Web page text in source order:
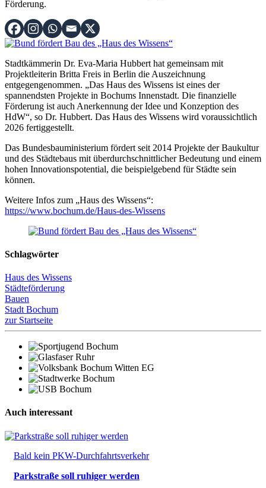
Förderung.
Stadtkämmerin Dr. Eva-Maria Hubbert hat gemeinsam mit
Projektleiterin Britta Freis in Berlin die Auszeichnung
entgegengenommen. „Das Haus des Wissens ist eines der
spannendsten Projekte in Bochums Innenstadt. Die finanzielle
Förderung ist auch Anerkennung der Idee und Konzeption des
HdW“, so Dr. Hubbert. Das Haus des Wissens wird voraussichtlich
2026 fertiggestellt.
Das Bundesbauministerium fördert seit 2014 Projekte der Baukultur
und des Städtebaus mit überdurchschnittlicher Bedeutung und einem
hohen Innovationspotential, die beispielgebend für Städte sein
können.
Weitere Infos zum „Haus des Wissens“:
https://www.bochum.de/Haus-des-Wissens
Schlagwörter
Haus des Wissens
Städteförderung
Bauen
Stadt Bochum
zur Startseite
Auch interessant
Bald kein PKW-Durchfahrtsverkehr
Parkstraße soll ruhiger werden